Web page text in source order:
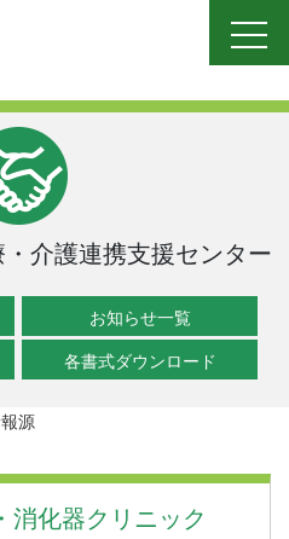
介護連携支援センター
お知らせ一覧
各書式ダウンロード
源
消化器クリニック